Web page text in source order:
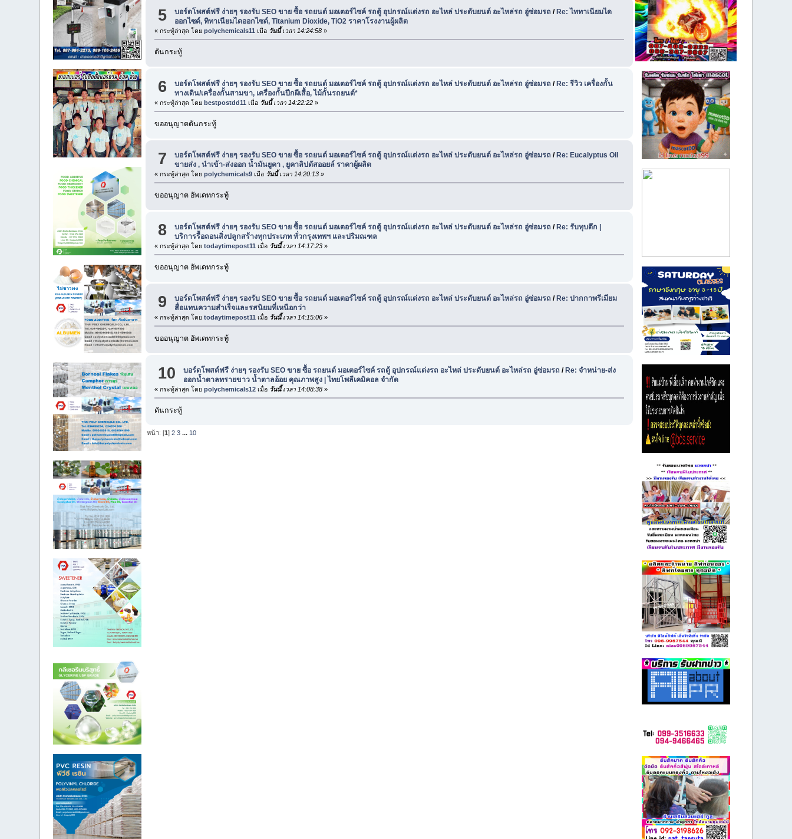
5 บอร์ดโพสต์ฟรี ง่ายๆ รองรับ SEO ขาย ซื้อ รถยนต์ มอเตอร์ไซค์ รถตู้ อุปกรณ์แต่งรถ อะไหล่ ประดับยนต์ อะไหล่รถ อู่ซ่อมรถ / Re: ไททาเนียมได
ออกไซด์, ทิทาเนียมไดออกไซด์, Titanium Dioxide, TiO2 ราคาโรงงานผู้ผลิต
« กระทู้ล่าสุด โดยpolychemicals11 เมื่อ วันนี้เวลา 14:24:58 »
ดันกระทู้
6 บอร์ดโพสต์ฟรี ง่ายๆ รองรับ SEO ขาย ซื้อ รถยนต์ มอเตอร์ไซค์ รถตู้ อุปกรณ์แต่งรถ อะไหล่ ประดับยนต์ อะไหล่รถ อู่ซ่อมรถ /Re: รีวิว เครื่องกั้น
ทางเดิน/เครื่องกั้นสามขา, เครื่องกั้นปีกผีเสื้อ, ไม้กั้นรถยนต์*
« กระทู้ล่าสุด โดยbestpostdd11 เมื่อ วันนี้เวลา 14:22:22 »
ขออนุญาตดันกระทู้
7 บอร์ดโพสต์ฟรี ง่ายๆ รองรับ SEO ขาย ซื้อ รถยนต์ มอเตอร์ไซค์ รถตู้ อุปกรณ์แต่งรถ อะไหล่ ประดับยนต์ อะไหล่รถ อู่ซ่อมรถ / Re: Eucalyptus Oil
ขายส่ง , นำเข้า-ส่งออก น้ำมันยูคา , ยูคาลิปตัสออยล์ ราคาผู้ผลิต
« กระทู้ล่าสุด โดยpolychemicals9 เมื่อ วันนี้เวลา 14:20:13 »
ขออนุญาต อัพเดทกระทู้
8 บอร์ดโพสต์ฟรี ง่ายๆ รองรับ SEO ขาย ซื้อ รถยนต์ มอเตอร์ไซค์ รถตู้ อุปกรณ์แต่งรถ อะไหล่ ประดับยนต์ อะไหล่รถ อู่ซ่อมรถ /Re: รับทุบตึก |
บริการรื้อถอนสิ่งปลูกสร้างทุกประเภท ทั่วกรุงเทพฯ และปริมณฑล
« กระทู้ล่าสุด โดยtodaytimepost11 เมื่อ วันนี้เวลา 14:17:23 »
ขออนุญาต อัพเดทกระทู้
9 บอร์ดโพสต์ฟรี ง่ายๆ รองรับ SEO ขาย ซื้อ รถยนต์ มอเตอร์ไซค์ รถตู้ อุปกรณ์แต่งรถ อะไหล่ ประดับยนต์ อะไหล่รถ อู่ซ่อมรถ / Re: ปากกาพรีเมียม
สื่อแทนความสำเร็จและรสนิยมที่เหนือกว่า
« กระทู้ล่าสุด โดยtodaytimepost11 เมื่อ วันนี้เวลา 14:15:06 »
ขออนุญาต อัพเดทกระทู้
10 บอร์ดโพสต์ฟรี ง่ายๆ รองรับ SEO ขาย ซื้อ รถยนต์ มอเตอร์ไซค์ รถตู้ อุปกรณ์แต่งรถ อะไหล่ ประดับยนต์ อะไหล่รถ อู่ซ่อมรถ /Re: จำหน่าย-ส่ง
ออกน้ำตาลทรายขาว น้ำตาลอ้อย คุณภาพสูง | ไทยโพลีเคมิคอล จำกัด
« กระทู้ล่าสุด โดยpolychemicals12 เมื่อ วันนี้เวลา 14:08:38 »
ดันกระทู้
หน้า: [1]2 3 ... 10